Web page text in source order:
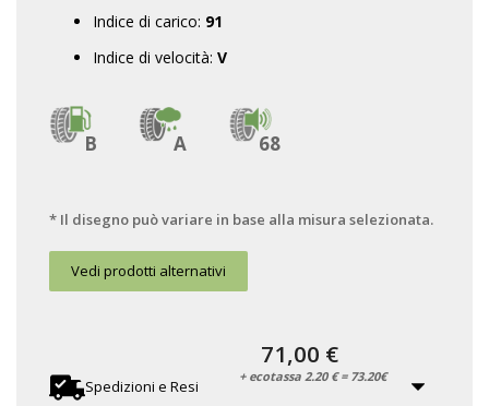
Indice di carico: 91
Indice di velocità: V
B A 68
* Il disegno può variare in base alla misura selezionata.
Vedi prodotti alternativi
Spedizioni e Resi
71,00 €
+ ecotassa 2.20 € = 73.20€